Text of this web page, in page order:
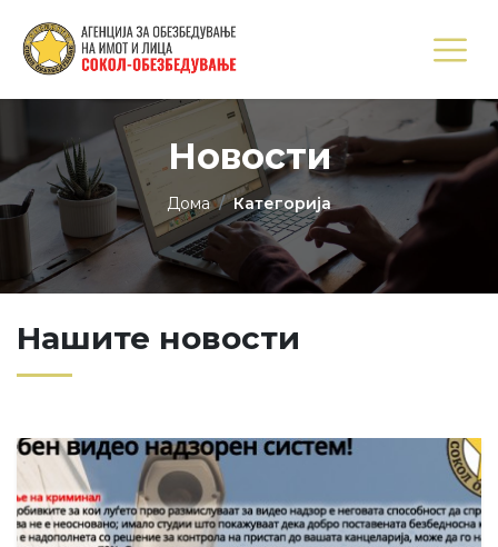
Новости
Дома Категорија
Нашите новости